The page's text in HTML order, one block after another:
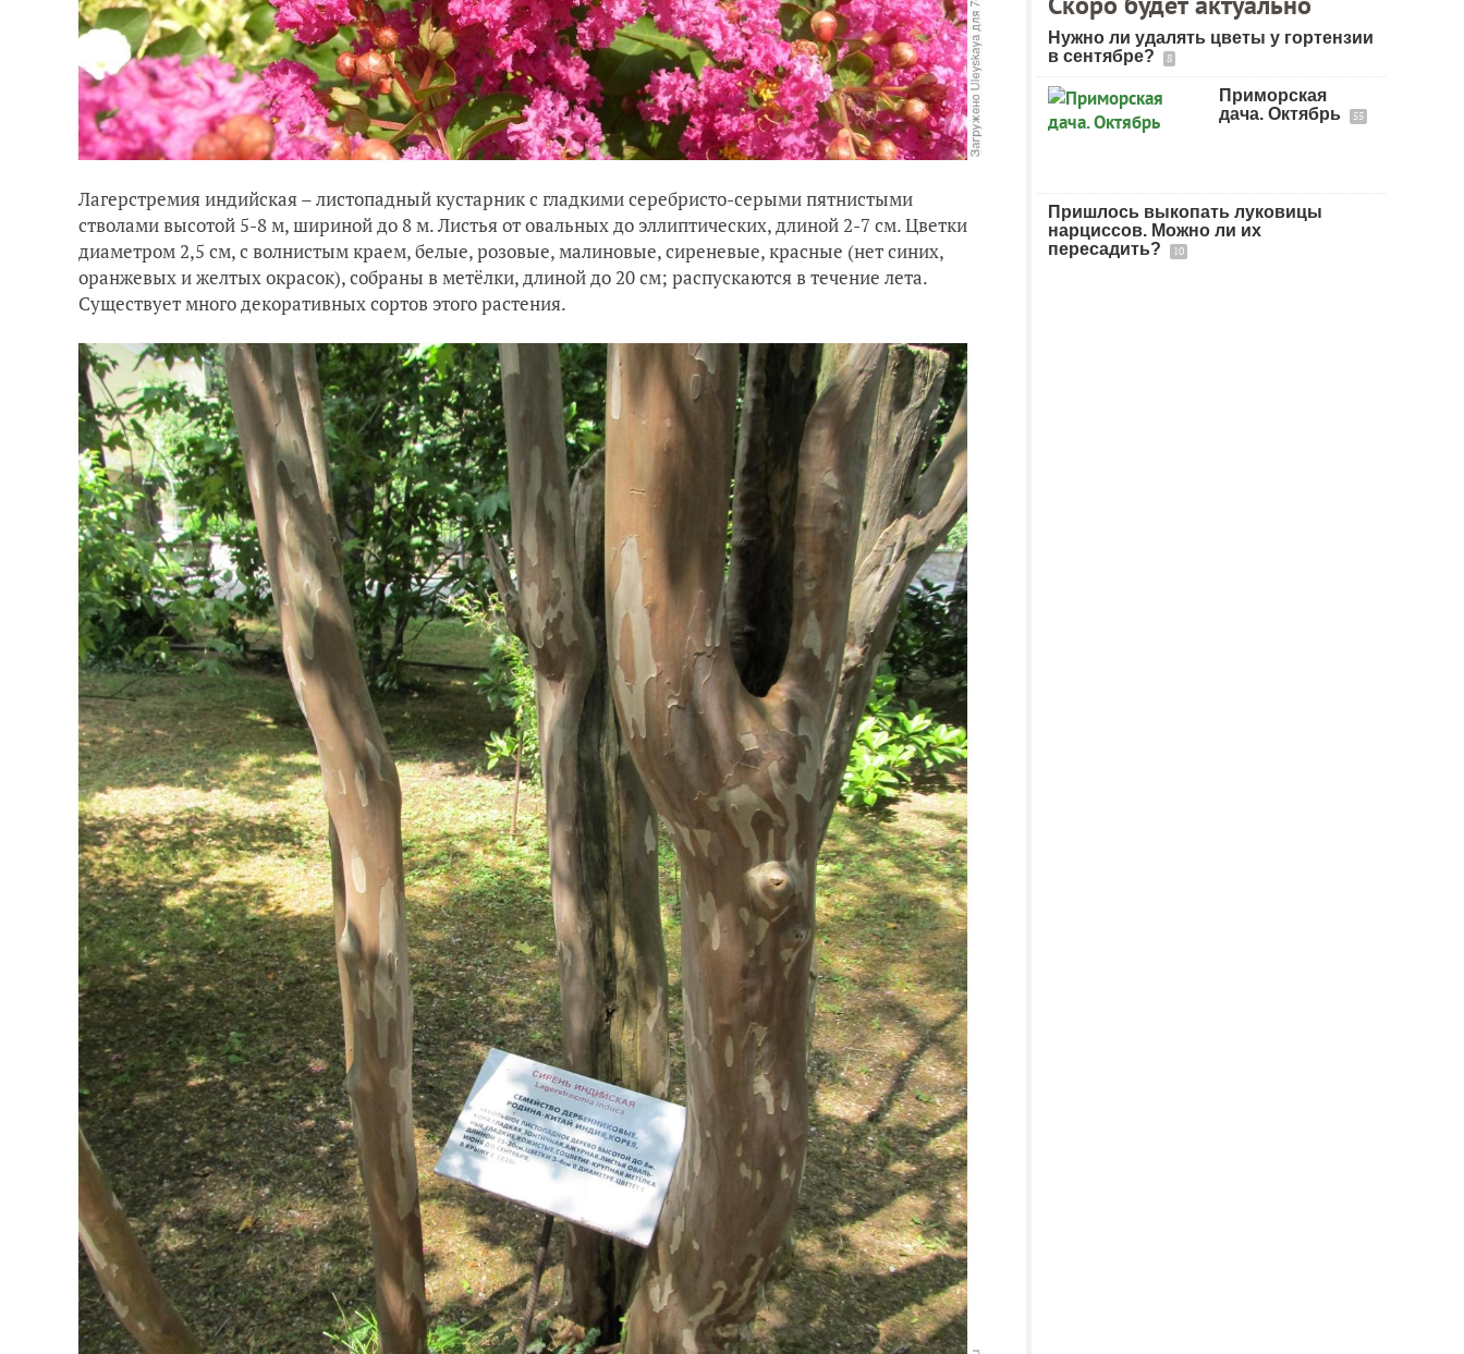
Лагерстремия индийская – листопадный кустарник с гладкими серебристо-серыми пятнистыми
стволами высотой 5-8 м, шириной до 8 м. Листья от овальных до эллиптических, длиной 2-7 см. Цветки
диаметром 2,5 см, с волнистым краем, белые, розовые, малиновые, сиреневые, красные (нет синих,
оранжевых и желтых окрасок), собраны в метёлки, длиной до 20 см; распускаются в течение лета.
Существует много декоративных сортов этого растения.
Нужно ли удалять цветы у гортензии
в сентябре?
8
Приморская
дача. Октябрь
55
Пришлось выкопать луковицы
нарциссов. Можно ли их
пересадить?
10